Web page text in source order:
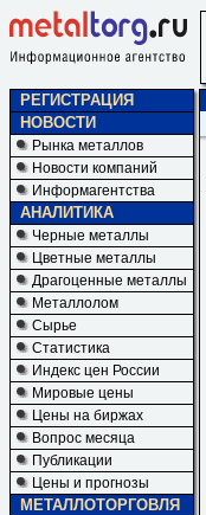
РЕГИСТРАЦИЯ
НОВОСТИ
Рынка металлов
Новости компаний
Информагентства
АНАЛИТИКА
Черные металлы
Цветные металлы
Драгоценные металлы
Металлолом
Сырье
Статистика
Индекс цен России
Мировые цены
Цены на биржах
Вопрос месяца
Публикации
Цены и прогнозы
МЕТАЛЛОТОРГОВЛЯ